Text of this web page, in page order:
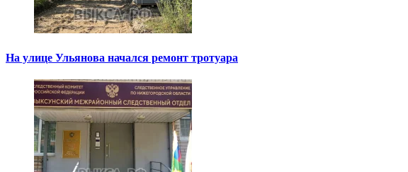
На улице Ульянова начался ремонт тротуара